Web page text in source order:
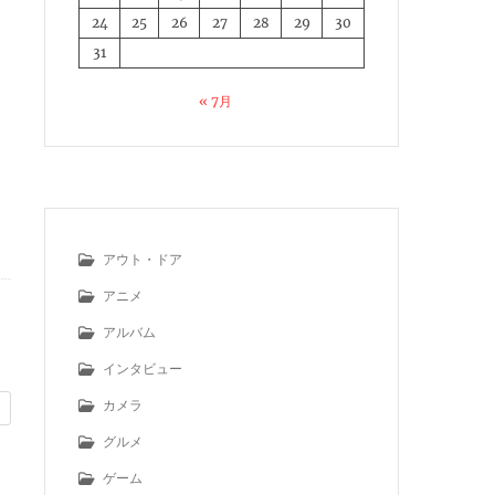
24
25 26 27 28 29
30
31
« 7月
アウト・ドア
アニメ
アルバム
インタビュー
カメラ
グルメ
ゲーム